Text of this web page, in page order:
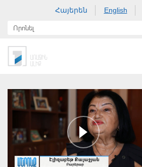
Հայերեն English